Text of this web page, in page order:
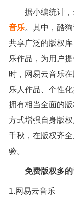
据小编统计，
音乐。其中，酷狗
共享广泛的版权
乐作品，为用户
时，网易云音乐
乐人作品、个性
拥有相当全面的
方式增强自身版
千秋，在版权齐
验。
免费版权多
1.网易云音乐